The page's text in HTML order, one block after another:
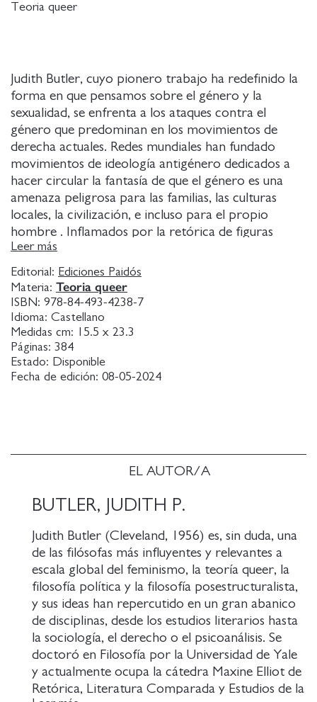
EL AUTOR/A
BUTLER, JUDITH P.
Judith Butler (Cleveland, 1956) es, sin duda, una
de las filósofas más influyentes y relevantes a
escala global del feminismo, la teoría queer, la
filosofía política y la filosofía posestructuralista,
y sus ideas han repercutido en un gran abanico
de disciplinas, desde los estudios literarios hasta
la sociología, el derecho o el psicoanálisis. Se
doctoró en Filosofía por la Universidad de Yale
y actualmente ocupa la cátedra Maxine Elliot de
Retórica, Literatura Comparada y Estudios de la
Judith Butler, cuyo pionero trabajo ha redefinido la
forma en que pensamos sobre el género y la
sexualidad, se enfrenta a los ataques contra el
género que predominan en los movimientos de
derecha actuales. Redes mundiales han fundado
movimientos de ideología antigénero dedicados a
hacer circular la fantasía de que el género es una
amenaza peligrosa para las familias, las culturas
locales, la civilización, e incluso para el propio
hombre . Inflamados por la retórica de figuras
públicas, estos movimientos han intentado derogar
la justicia reproductiva, socavar las protecciones
contra la violencia y despojar de sus derechos a las
personas trans y queer.
Pero, ¿qué es exactamente lo que perturba tanto del
género? En este libro tan vital como valiente, Butler
examina detenidamente cómo el género se ha
convertido en un fantasma para los regímenes
relatos de la teoría crítica de la raza y el pánico
xenófobo a la migración, el movimiento antigénero
de personas vulnerables a la subyugación.
¿Quién teme al género? es un llamamiento audaz a
todos aquellos que luchan por la igualdad y
combaten la injusticia a formar una coalición.
Imaginando nuevas posibilidades tanto para la
libertad como para la solidaridad, Butler nos ofrece
una obra esencialmente esperanzadora que es a la
vez oportuna y atemporal.
Leer más
Editorial: Ediciones Paidós
Materia: Teoria queer
ISBN: 978-84-493-4238-7
Idioma: Castellano
Medidas cm:
15.5 x 23.3
Páginas: 384
Estado: Disponible
Fecha de edición: 08-05-2024
Teoria queer